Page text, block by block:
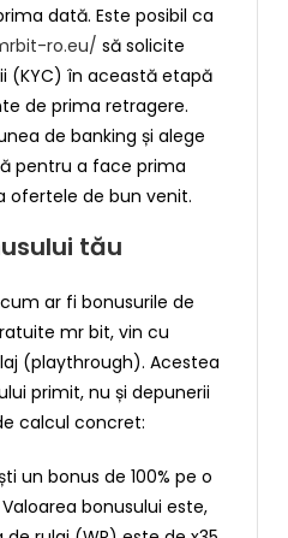
dată. Este posibil ca
ro.eu/ să solicite
(KYC) în această etapă
de prima retragere.
de banking și alege
pentru a face prima
ofertele de bun venit.
tău
ar fi bonusurile de
mr bit, vin cu
(playthrough). Acestea
primit, nu și depunerii
calcul concret:
un bonus de 100% pe o
bonusului este,